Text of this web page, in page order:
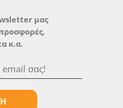
μας
κ.α.